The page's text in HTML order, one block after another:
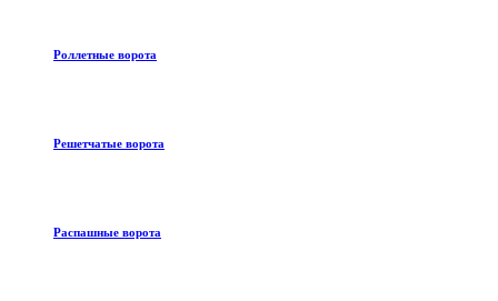
Роллетные ворота
Решетчатые ворота
Распашные ворота